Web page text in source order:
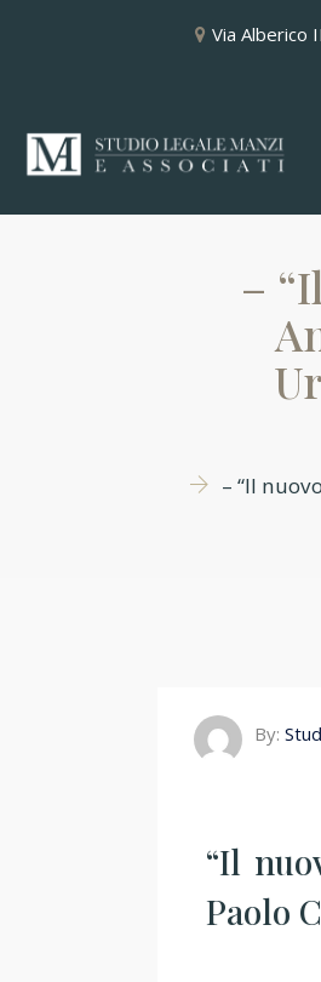
Via Alberico
–
– “Il
By:
“Il
Paolo